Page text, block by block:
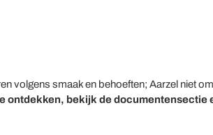
volgens smaak en behoeften; Aarzel niet
ontdekken, bekijk de documentensectie